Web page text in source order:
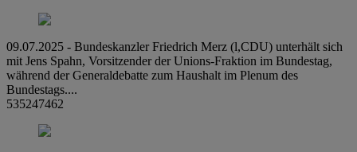
09.07.2025 - Bundeskanzler Friedrich Merz (l,CDU) unterhält sich
mit Jens Spahn, Vorsitzender der Unions-Fraktion im Bundestag,
während der Generaldebatte zum Haushalt im Plenum des
Bundestags....
535247462